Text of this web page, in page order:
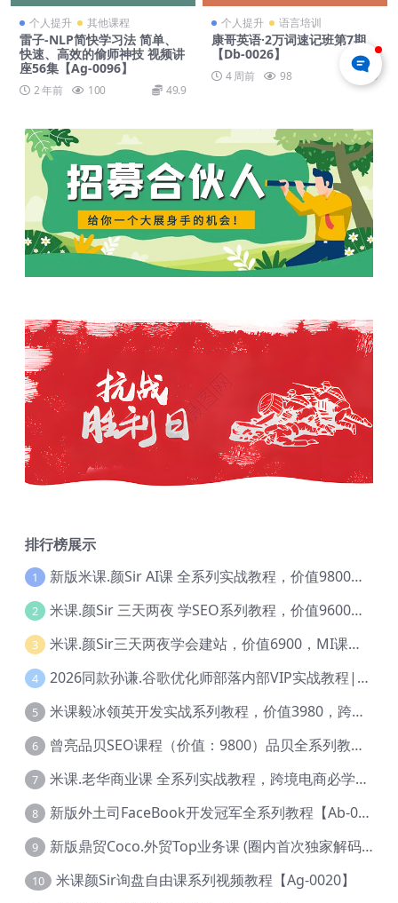
个人提升 其他课程
雷子-NLP简快学习法 简单、
快速、高效的偷师神技 视频讲
座56集【Ag-0096】
2 年前 100 49.9
个人提升 语言培训
康哥英语·2万词速记班第7期
【Db-0026】
4 周前 98 59
排行榜展示
1 新版米课.颜Sir AI课 全系列实战教程，价值9800，跨境首选！【Ag-0052】
2 米课.颜Sir 三天两夜 学SEO系列教程，价值9600元，跨境人都在学 【Ag-0056】
3 米课.颜Sir三天两夜学会建站，价值6900，MI课甄选课程 【Ag-0055】
4 2026同款孙谦.谷歌优化师部落内部VIP实战教程|价值4999元全网独家解码（官方报名版本）【@034】
5 米课毅冰领英开发实战系列教程，价值3980，跨境必选【Ag-0049】
6 曾亮品贝SEO课程（价值：9800）品贝全系列教程 【Ab-0022】
7 米课.老华商业课 全系列实战教程，跨境电商必学，价值16900元【Ag-0053】
8 新版外土司FaceBook开发冠军全系列教程【Ab-0021】
9 新版鼎贸Coco.外贸Top业务课 (圈内首次独家解码|460节课)【Ag-0091】
10 米课颜Sir询盘自由课系列视频教程【Ag-0020】